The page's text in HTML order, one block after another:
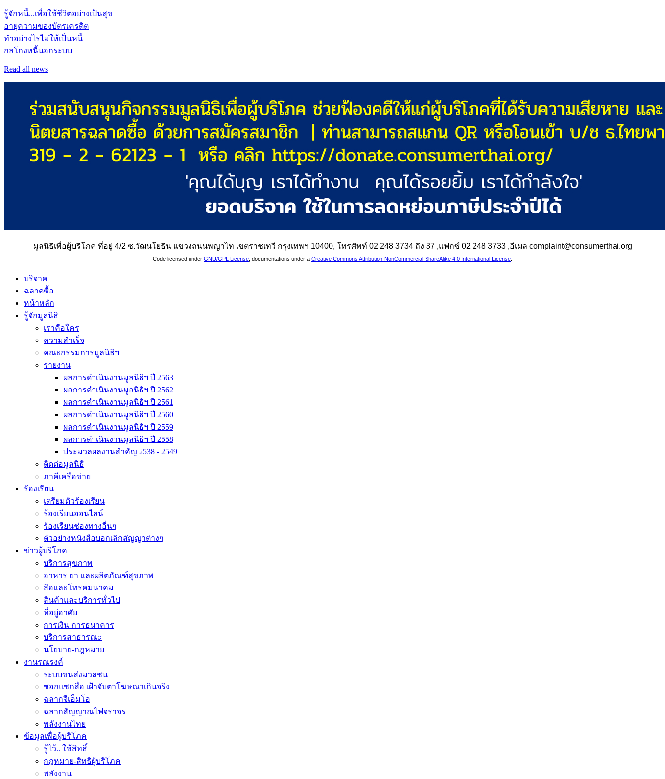
รู้จักหนี้...เพื่อใช้ชีวิตอย่างเป็นสุข
อายุความของบัตรเครดิต
ทำอย่างไรไม่ให้เป็นหนี้
กลโกงหนี้นอกระบบ
Read all news
มูลนิธิเพื่อผู้บริโภค ที่อยู่ 4/2 ซ.วัฒนโยธิน แขวงถนนพญาไท เขตราชเทวี กรุงเทพฯ 10400, โทรศัพท์ 02 248 3734 ถึง 37 ,แฟกซ์ 02 248 3733 ,อีเมล complaint@consumerthai.org
Code licensed under GNU/GPL License , documentations under a Creative Commons Attribution-NonCommercial-ShareAlike 4.0 International License
บริจาค
ฉลาดซื้อ
หน้าหลัก
รู้จักมูลนิธิ
เราคือใคร
ความสำเร็จ
คณะกรรมการมูลนิธิฯ
รายงาน
ผลการดำเนินงานมูลนิธิฯ ปี 2563
ผลการดำเนินงานมูลนิธิฯ ปี 2562
ผลการดำเนินงานมูลนิธิฯ ปี 2561
ผลการดำเนินงานมูลนิธิฯ ปี 2560
ผลการดำเนินงานมูลนิธิฯ ปี 2559
ผลการดำเนินงานมูลนิธิฯ ปี 2558
ประมวลผลงานสำคัญ 2538 - 2549
ติดต่อมูลนิธิ
ภาคีเครือข่าย
ร้องเรียน
เตรียมตัวร้องเรียน
ร้องเรียนออนไลน์
ร้องเรียนช่องทางอื่นๆ
ตัวอย่างหนังสือบอกเลิกสัญญาต่างๆ
ข่าวผู้บริโภค
บริการสุขภาพ
อาหาร ยา และผลิตภัณฑ์สุขภาพ
สื่อและโทรคมนาคม
สินค้าและบริการทั่วไป
ที่อยู่อาศัย
การเงิน การธนาคาร
บริการสาธารณะ
นโยบาย-กฎหมาย
งานรณรงค์
ระบบขนส่งมวลชน
ซอกแซกสื่อ เฝ้าจับตาโฆษณาเกินจริง
ฉลากจีเอ็มโอ
ฉลากสัญญาณไฟจราจร
พลังงานไทย
ข้อมูลเพื่อผู้บริโภค
รู้ไว้.. ใช้สิทธิ์
กฎหมาย-สิทธิผู้บริโภค
พลังงาน